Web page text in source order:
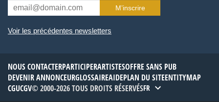
M’inscrire
Voir les précédentes newsletters
NOUS CONTACTERPARTICIPERARTISTESOFFRE SANS PUB
DEVENIR ANNONCEURGLOSSAIREAIDEPLAN DU SITEENTITYMAP
CGUCGV© 2000-2026 TOUS DROITS RÉSERVÉSFR